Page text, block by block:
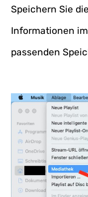
Speichern Sie
Informationen
passenden